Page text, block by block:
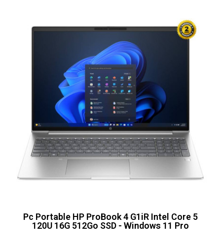
Pc Portable HP ProBook 4 G1iR Intel Core 5
120U 16G 512Go SSD - Windows 11 Pro